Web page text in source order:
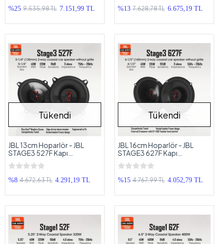
%25 9.535,98 TL 7.151,99 TL %13 7.628,78 TL 6.675,19 TL
Tükendi
JBL 13cm Hoparlör - JBL
STAGE3 527F Kapı
Hoparlörü - JBL Profesyonel
Hoparlör 13cm
%8 4.672,63 TL 4.291,19 TL
Tükendi
JBL 16cm Hoparlör - JBL
STAGE3 627F Kapı
Hoparlörü - JBL Profesyonel
Hoparlör 16cm
%15 4.767,99 TL 4.052,79 TL